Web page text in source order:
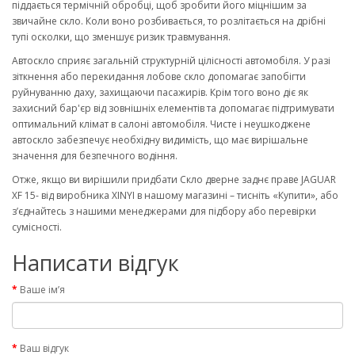
піддається термічній обробці, щоб зробити його міцнішим за
звичайне скло. Коли воно розбивається, то розлітається на дрібні
тупі осколки, що зменшує ризик травмування.
Автоскло сприяє загальній структурній цілісності автомобіля. У разі
зіткнення або перекидання лобове скло допомагає запобігти
руйнуванню даху, захищаючи пасажирів. Крім того воно діє як
захисний бар'єр від зовнішніх елементів та допомагає підтримувати
оптимальний клімат в салоні автомобіля. Чисте і неушкоджене
автоскло забезпечує необхідну видимість, що має вирішальне
значення для безпечного водіння.
Отже, якщо ви вирішили придбати Скло дверне заднє праве JAGUAR
XF 15- від виробника XINYI в нашому магазині – тисніть «Купити», або
з’єднайтесь з нашими менеджерами для підбору або перевірки
сумісності.
Написати відгук
Ваше ім’я
Ваш відгук